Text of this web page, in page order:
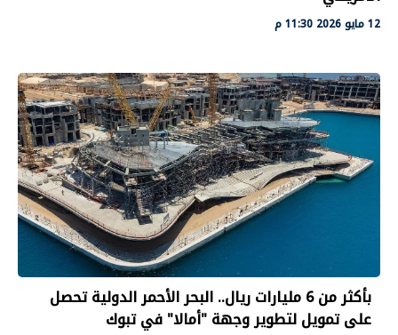
12 مايو 2026 11:30 م
بأكثر من 6 مليارات ريال.. البحر الأحمر الدولية تحصل
على تمويل لتطوير وجهة "أمالا" في تبوك